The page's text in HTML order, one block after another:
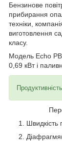
Бензинове
прибирання
техніки,
виготовлення
класу.
Модель Echo
0,69 кВт і
Швидкість